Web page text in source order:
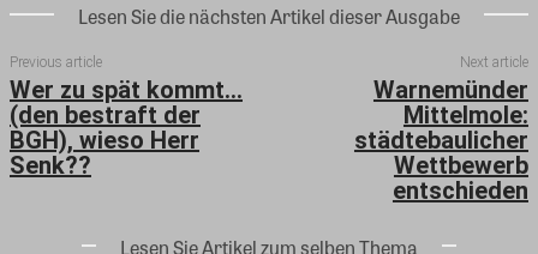
Lesen Sie die nächsten Artikel dieser Ausgabe
Previous article
Wer zu spät kommt…
(den bestraft der
BGH), wieso Herr
Senk??
Next article
Warnemünder
Mittelmole:
städtebaulicher
Wettbewerb
entschieden
Lesen Sie Artikel zum selben Thema